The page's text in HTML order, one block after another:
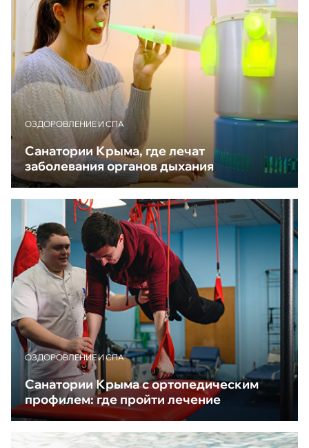
ОЗДОРОВЛЕНИЕ И СПА
Санатории Крыма, где лечат
заболевания органов дыхания
ОЗДОРОВЛЕНИЕ И СПА
Санатории Крыма с ортопедическим
профилем: где пройти лечение